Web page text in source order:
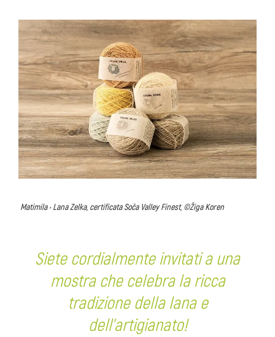
Matimila • Lana Zelka, certificata Soča Valley Finest, ©Žiga Koren
Siete cordialmente invitati a una
mostra che celebra la ricca
tradizione della lana e
dell’artigianato!